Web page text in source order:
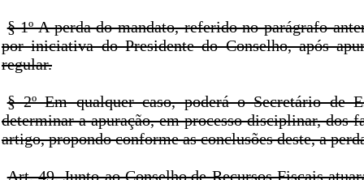
§ 1º A perda do mandato, referido no parágrafo
por iniciativa do Presidente do Conselho, após
regular.
§ 2º Em qualquer caso, poderá o Secretário de
determinar a apuração, em processo disciplinar, dos
artigo, propondo conforme as conclusões deste, a
Art. 49. Junto ao Conselho.de Recursos Fiscais